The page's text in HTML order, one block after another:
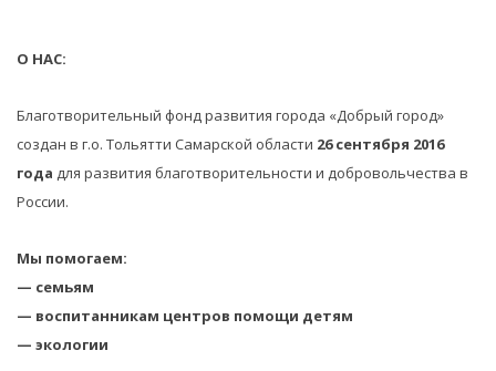
О НАС:
Благотворительный фонд развития города «Добрый город»
создан в г.о. Тольятти Самарской области 26 сентября 2016
года для развития благотворительности и добровольчества в
России.
Мы помогаем:
— семьям
— воспитанникам центров помощи детям
— экологии